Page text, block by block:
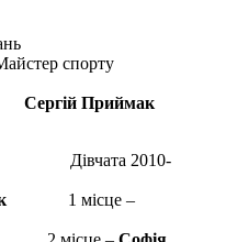
спорту
Дівчата 2010-
1 місце –